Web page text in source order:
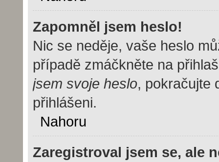
Zapomněl jsem heslo!
Nic se neděje, vaše heslo
případě zmáčkněte na
jsem svoje heslo, pokračujte
přihlášeni.
Nahoru
Zaregistroval jsem se, ale